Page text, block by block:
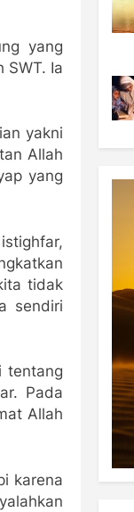
yang
SWT. Ia
yakni
Allah
yang
tidak
sendiri
tentang
Pada
Allah
karena